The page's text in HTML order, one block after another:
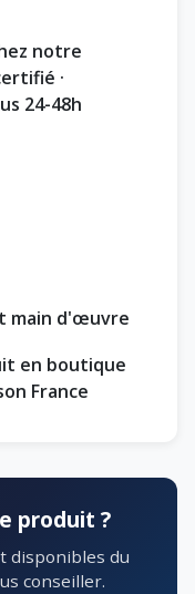
notre
·
24-48h
main d'œuvre
en boutique
France
produit ?
disponibles du
conseiller.